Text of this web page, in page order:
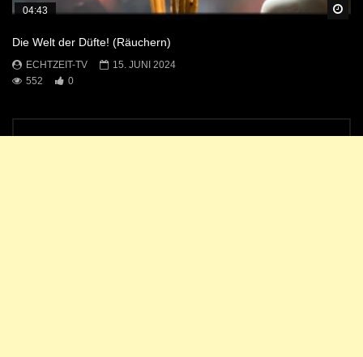
04:43
Die Welt der Düfte! (Räuchern)
ECHTZEIT-TV
15. JUNI 2024
552
0